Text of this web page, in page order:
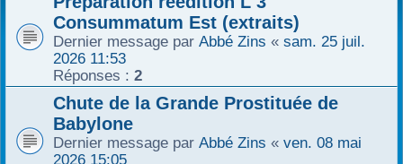
Consummatum Est (extraits)
Dernier message par Abbé Zins « sam. 25 juil.
2026 11:53
Réponses : 2
Chute de la Grande Prostituée de
Babylone
Dernier message par Abbé Zins « ven. 08 mai
2026 15:05